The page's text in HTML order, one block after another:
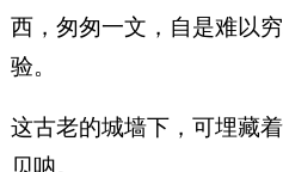
西，匆匆一文，自是难以
验。
这古老的城墙下，可埋藏
贝呐。